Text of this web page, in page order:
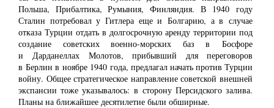
Польша, Прибалтика, Румыния, Финляндия. В 1940 году
Сталин потребовал у Гитлера еще и Болгарию, а в случае
отказа Турции отдать в долгосрочную аренду территории под
создание советских военно-морских баз в Босфоре
и Дарданеллах Молотов, прибывший для переговоров
в Берлин в ноябре 1940 года, предлагал начать против Турции
войну. Общее стратегическое направление советской внешней
экспансии тоже указывалось: в сторону Персидского залива.
Планы на ближайшее десятилетие были обширные.